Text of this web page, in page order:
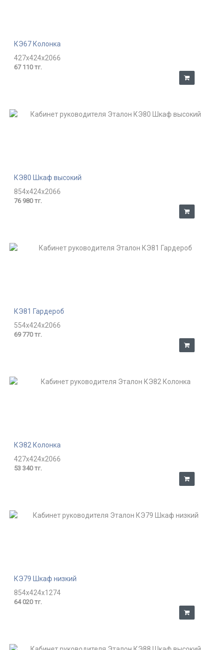
КЭ67 Колонка
427x424x2066
67 110 тг.
КЭ80 Шкаф высокий
854x424x2066
76 980 тг.
КЭ81 Гардероб
554x424x2066
69 770 тг.
КЭ82 Колонка
427x424x2066
53 340 тг.
КЭ79 Шкаф низкий
854x424x1274
64 020 тг.